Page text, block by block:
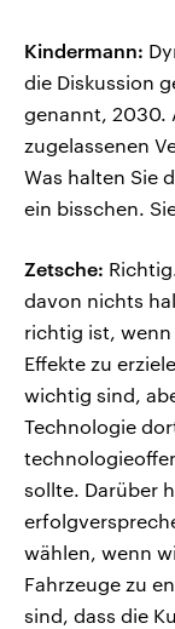
Kindermann:
die Diskussion
genannt, 2030.
zugelassenen
Was halten Sie
ein bisschen.
Zetsche:
davon nichts
richtig ist, wenn
Effekte zu
wichtig sind,
Technologie
sollte. Darüber
wählen, wenn
Fahrzeuge zu
sind, dass die